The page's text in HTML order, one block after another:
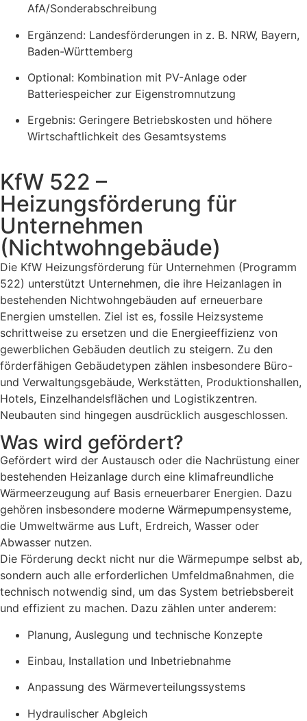
AfA/Sonderabschreibung
Ergänzend: Landesförderungen in z. B. NRW, Bayern,
Baden-Württemberg
Optional: Kombination mit PV-Anlage oder
Batteriespeicher zur Eigenstromnutzung
Ergebnis: Geringere Betriebskosten und höhere
Wirtschaftlichkeit des Gesamtsystems
KfW 522 –
Heizungsförderung für
Unternehmen
(Nichtwohngebäude)
Die KfW Heizungsförderung für Unternehmen (Programm
522) unterstützt Unternehmen, die ihre Heizanlagen in
bestehenden Nichtwohngebäuden auf erneuerbare
Energien umstellen. Ziel ist es, fossile Heizsysteme
schrittweise zu ersetzen und die Energieeffizienz von
gewerblichen Gebäuden deutlich zu steigern. Zu den
förderfähigen Gebäudetypen zählen insbesondere Büro-
und Verwaltungsgebäude, Werkstätten, Produktionshallen,
Hotels, Einzelhandelsflächen und Logistikzentren.
Neubauten sind hingegen ausdrücklich ausgeschlossen.
Was wird gefördert?
Gefördert wird der Austausch oder die Nachrüstung einer
bestehenden Heizanlage durch eine klimafreundliche
Wärmeerzeugung auf Basis erneuerbarer Energien. Dazu
gehören insbesondere moderne Wärmepumpensysteme,
die Umweltwärme aus Luft, Erdreich, Wasser oder
Abwasser nutzen.
Die Förderung deckt nicht nur die Wärmepumpe selbst ab,
sondern auch alle erforderlichen Umfeldmaßnahmen, die
technisch notwendig sind, um das System betriebsbereit
und effizient zu machen. Dazu zählen unter anderem:
Planung, Auslegung und technische Konzepte
Einbau, Installation und Inbetriebnahme
Anpassung des Wärmeverteilungssystems
Hydraulischer Abgleich